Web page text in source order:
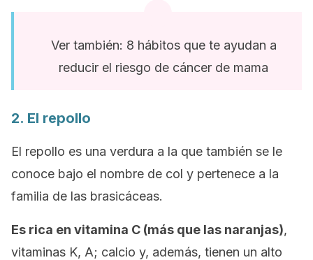
Ver también: 8 hábitos que te ayudan a
reducir el riesgo de cáncer de mama
2. El repollo
El repollo es una verdura a la que también se le
conoce bajo el nombre de col y pertenece a la
familia de las brasicáceas.
Es rica en vitamina C (más que las naranjas),
vitaminas K, A; calcio y, además, tienen un alto